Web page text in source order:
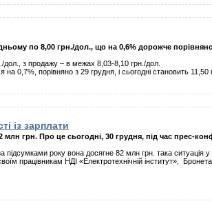
по 8,00 грн./дол., що на 0,6% дорожче
дол., з продажу – в межах 8,03-8,10 грн./дол.
0,7%, порівняно з 29 грудня, і сьогодні становить
із зарплати
грн. Про це сьогодні, 30 грудня, під час прес-
року вона досягне 82 млн грн. така ситуація
працівникам НДІ «Електротехнічній інститут»,